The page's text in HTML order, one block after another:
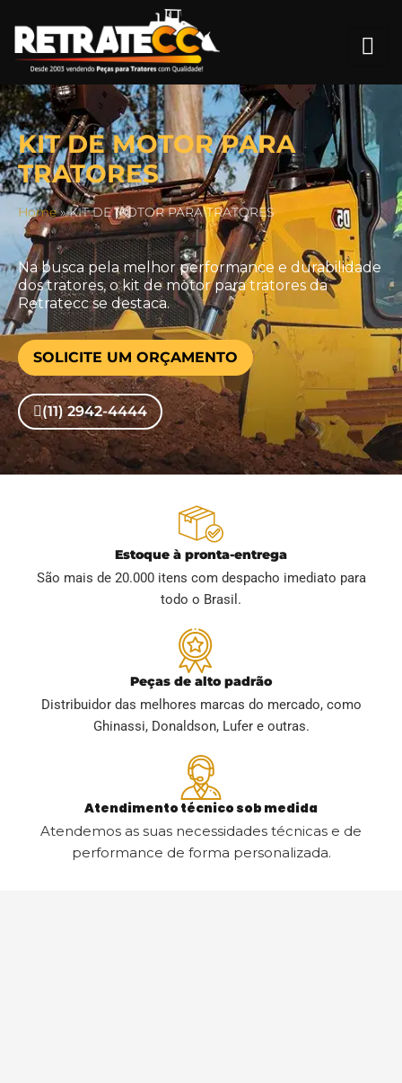
KIT DE MOTOR PARA
TRATORES
Home»KIT DE MOTOR PARA TRATORES
Na busca pela melhor performance e durabilidade
dos tratores, o kit de motor para tratores da
Retratecc se destaca.
SOLICITE UM ORÇAMENTO
(11) 2942-4444
Estoque à pronta-entrega
São mais de 20.000 itens com despacho imediato para
todo o Brasil.
Peças de alto padrão
Distribuidor das melhores marcas do mercado, como
Ghinassi, Donaldson, Lufer e outras.
Atendimento técnico sob medida
Atendemos as suas necessidades técnicas e de
performance de forma personalizada.